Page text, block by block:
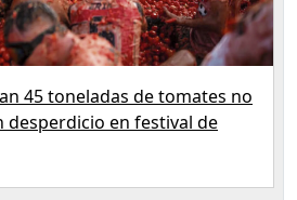
45 toneladas de tomates no
desperdicio en festival de